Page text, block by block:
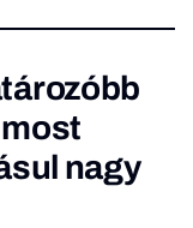
nagy